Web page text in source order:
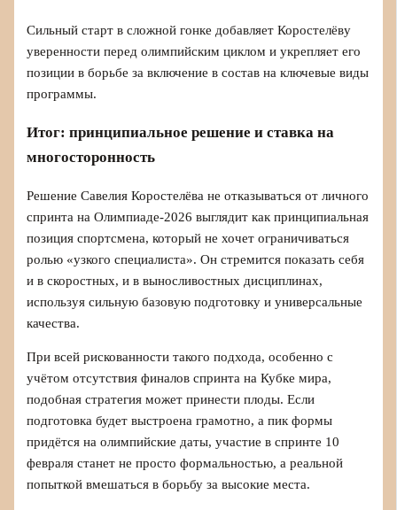
Сильный старт в сложной гонке добавляет Коростелёву
уверенности перед олимпийским циклом и укрепляет его
позиции в борьбе за включение в состав на ключевые виды
программы.
Итог: принципиальное решение и ставка на
многосторонность
Решение Савелия Коростелёва не отказываться от личного
спринта на Олимпиаде-2026 выглядит как принципиальная
позиция спортсмена, который не хочет ограничиваться
ролью «узкого специалиста». Он стремится показать себя
и в скоростных, и в выносливостных дисциплинах,
используя сильную базовую подготовку и универсальные
качества.
При всей рискованности такого подхода, особенно с
учётом отсутствия финалов спринта на Кубке мира,
подобная стратегия может принести плоды. Если
подготовка будет выстроена грамотно, а пик формы
придётся на олимпийские даты, участие в спринте 10
февраля станет не просто формальностью, а реальной
попыткой вмешаться в борьбу за высокие места.